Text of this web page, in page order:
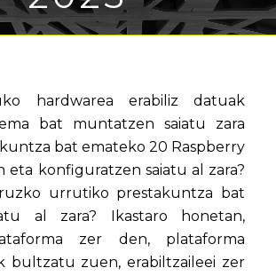
hardwarea erabiliz datuak
bat muntatzen saiatu zara
bat emateko 20 Raspberry
eta konfiguratzen saiatu al zara?
urrutiko prestakuntza bat
al zara? Ikastaro honetan,
zer den, plataforma
bultzatu zuen, erabiltzaileei zer